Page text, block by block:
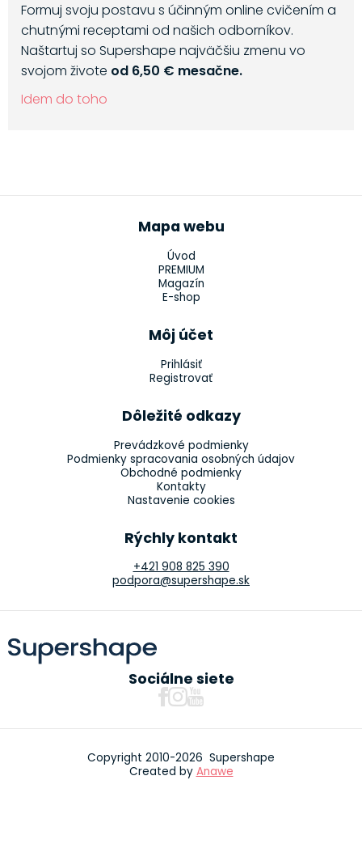
Formuj svoju postavu s účinným online cvičením a
chutnými receptami od našich odborníkov.
Naštartuj so Supershape najväčšiu zmenu vo
svojom živote od 6,50 € mesačne.
Idem do toho
Mapa webu
Úvod
PREMIUM
Magazín
E-shop
Môj účet
Prihlásiť
Registrovať
Dôležité odkazy
Prevádzkové podmienky
Podmienky spracovania osobných údajov
Obchodné podmienky
Kontakty
Nastavenie cookies
Rýchly kontakt
+421 908 825 390
podpora@supershape.sk
Sociálne siete
Copyright 2010-2026 Supershape
Created by Anawe